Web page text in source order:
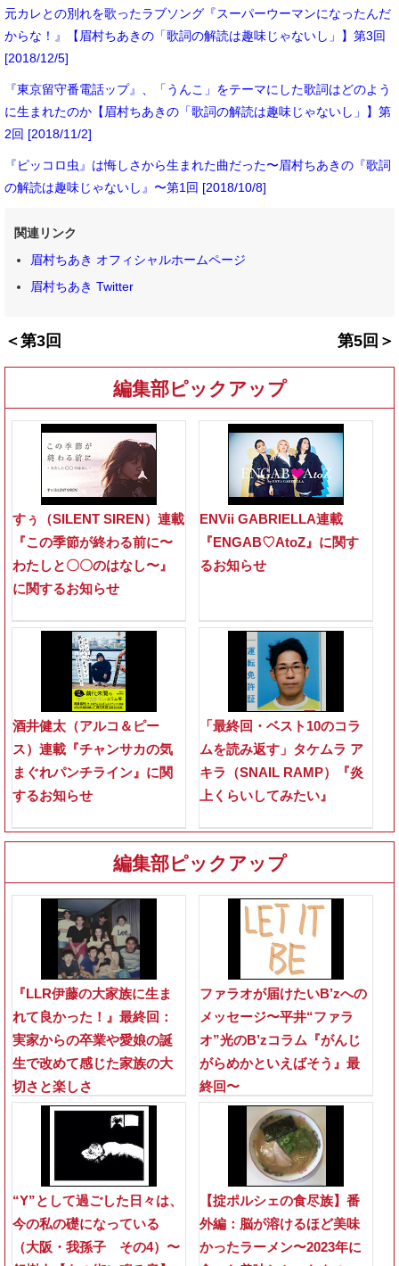
元カレとの別れを歌ったラブソング『スーパーウーマンになったんだ
からな！』【眉村ちあきの「歌詞の解読は趣味じゃないし」】第3回
[2018/12/5]
『東京留守番電話ップ』、「うんこ」をテーマにした歌詞はどのよう
に生まれたのか【眉村ちあきの「歌詞の解読は趣味じゃないし」】第
2回 [2018/11/2]
『ピッコロ虫』は悔しさから生まれた曲だった〜眉村ちあきの『歌詞
の解読は趣味じゃないし』〜第1回 [2018/10/8]
関連リンク
眉村ちあき オフィシャルホームページ
眉村ちあき Twitter
＜第3回 第5回＞
編集部ピックアップ
すぅ（SILENT SIREN）連載
『この季節が終わる前に〜
わたしと〇〇のはなし〜』
に関するお知らせ
ENVii GABRIELLA連載
『ENGAB♡AtoZ』に関す
るお知らせ
酒井健太（アルコ＆ピー
ス）連載『チャンサカの気
まぐれパンチライン』に関
するお知らせ
「最終回・ベスト10のコラ
ムを読み返す」タケムラ ア
キラ（SNAIL RAMP）『炎
上くらいしてみたい』
編集部ピックアップ
『LLR伊藤の大家族に生ま
れて良かった！』最終回：
実家からの卒業や愛娘の誕
生で改めて感じた家族の大
切さと楽しさ
ファラオが届けたいB’zへの
メッセージ〜平井“ファラ
オ”光のB’zコラム『がんじ
がらめかといえばそう』最
終回〜
“Y”として過ごした日々は、
今の私の礎になっている
（大阪・我孫子 その4）〜
【掟ポルシェの食尽族】番
外編：脳が溶けるほど美味
かったラーメン〜2023年に